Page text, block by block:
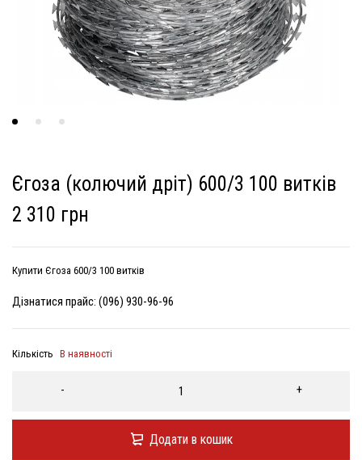
Єгоза (колючий дріт) 600/3 100 витків
2 310 грн
Купити Єгоза 600/3 100 витків
Дізнатися прайс: (096) 930-96-96
Кількість В наявності
Додати в кошик